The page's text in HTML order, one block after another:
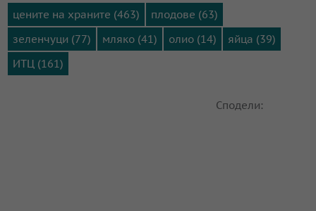
цените на храните (463)
плодове (63)
зеленчуци (77)
мляко (41) олио (14)
яйца (39)
ИТЦ (161)
Сподели: